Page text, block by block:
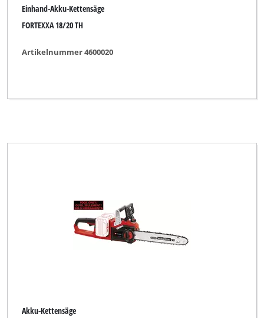
Einhand-Akku-Kettensäge
FORTEXXA 18/20 TH
Artikelnummer 4600020
Akku-Kettensäge